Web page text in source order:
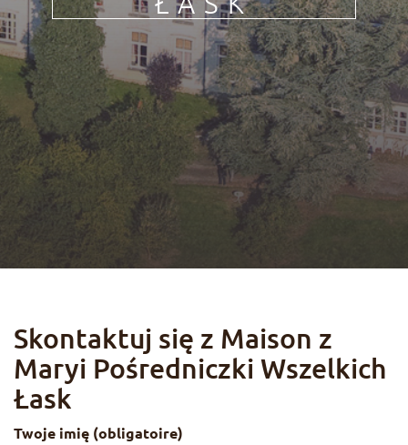
Jedność chrześcijan
Życie z Maryją
HU
Skontaktuj się z Maison z
Maryi Pośredniczki Wszelkich
Łask
Twoje imię (obligatoire)